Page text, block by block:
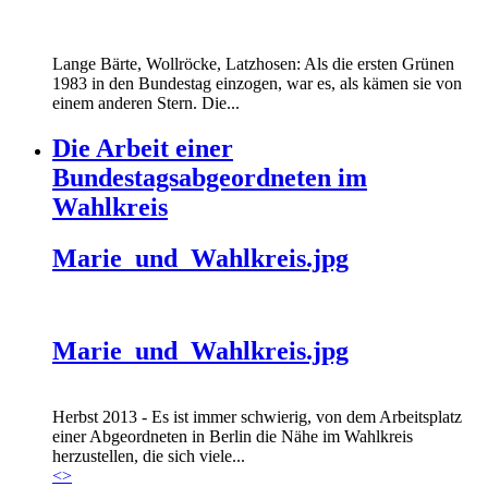
Lange Bärte, Wollröcke, Latzhosen: Als die ersten Grünen
1983 in den Bundestag einzogen, war es, als kämen sie von
einem anderen Stern. Die...
Die Arbeit einer
Bundestagsabgeordneten im
Wahlkreis
Marie_und_Wahlkreis.jpg
Marie_und_Wahlkreis.jpg
Herbst 2013 - Es ist immer schwierig, von dem Arbeitsplatz
einer Abgeordneten in Berlin die Nähe im Wahlkreis
herzustellen, die sich viele...
<>